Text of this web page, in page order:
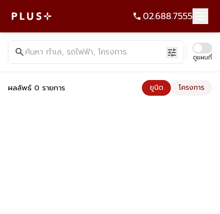
02.688.7555
ค้นหาคอนโด บ้าน ที่ดิน อาคารสำนักงาน ทั้งขายและเช่า - Plus
searchค้นหา ทำเล, รถไฟฟ้า, โครงการ tune ดูแผนที่
ผลลัพธ์ 0 รายการ ยูนิต โครงการ